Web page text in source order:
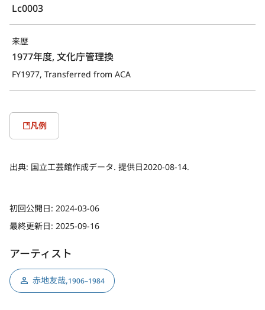
Lc0003
来歴
1977年度, 文化庁管理換
FY1977, Transferred from ACA
凡例
出典: 国立工芸館作成データ. 提供日2020-08-14.
初回公開日: 2024-03-06
最終更新日: 2025-09-16
アーティスト
赤地友哉,1906–1984